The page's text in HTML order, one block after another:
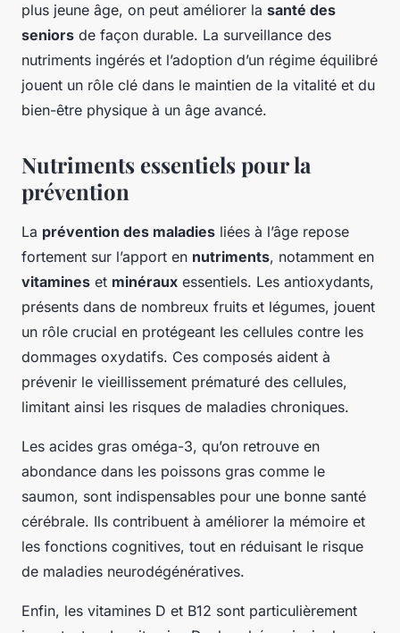
plus jeune âge, on peut améliorer la santé des
seniors de façon durable. La surveillance des
nutriments ingérés et l’adoption d’un régime équilibré
jouent un rôle clé dans le maintien de la vitalité et du
bien-être physique à un âge avancé.
Nutriments essentiels pour la
prévention
La prévention des maladies liées à l’âge repose
fortement sur l’apport en nutriments, notamment en
vitamines et minéraux essentiels. Les antioxydants,
présents dans de nombreux fruits et légumes, jouent
un rôle crucial en protégeant les cellules contre les
dommages oxydatifs. Ces composés aident à
prévenir le vieillissement prématuré des cellules,
limitant ainsi les risques de maladies chroniques.
Les acides gras oméga-3, qu’on retrouve en
abondance dans les poissons gras comme le
saumon, sont indispensables pour une bonne santé
cérébrale. Ils contribuent à améliorer la mémoire et
les fonctions cognitives, tout en réduisant le risque
de maladies neurodégénératives.
Enfin, les vitamines D et B12 sont particulièrement